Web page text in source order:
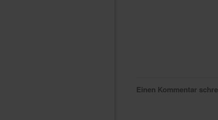
Einen Kommentar